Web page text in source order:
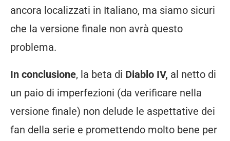
ancora localizzati in Italiano, ma siamo sicuri
che la versione finale non avrà questo
problema.
In conclusione, la beta di Diablo IV, al netto di
un paio di imperfezioni (da verificare nella
versione finale) non delude le aspettative dei
fan della serie e promettendo molto bene per